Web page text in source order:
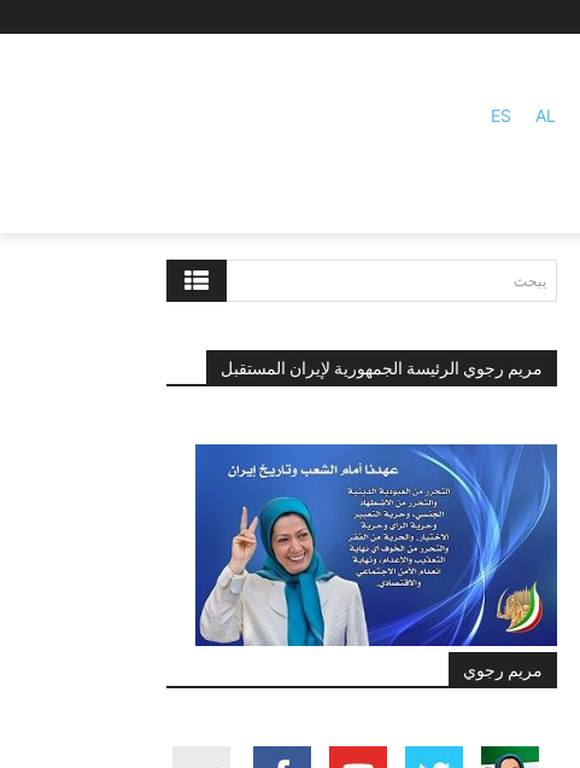
ES AL
يبحث
مريم رجوي الرئيسة الجمهورية لإيران المستقبل
مريم رجوي